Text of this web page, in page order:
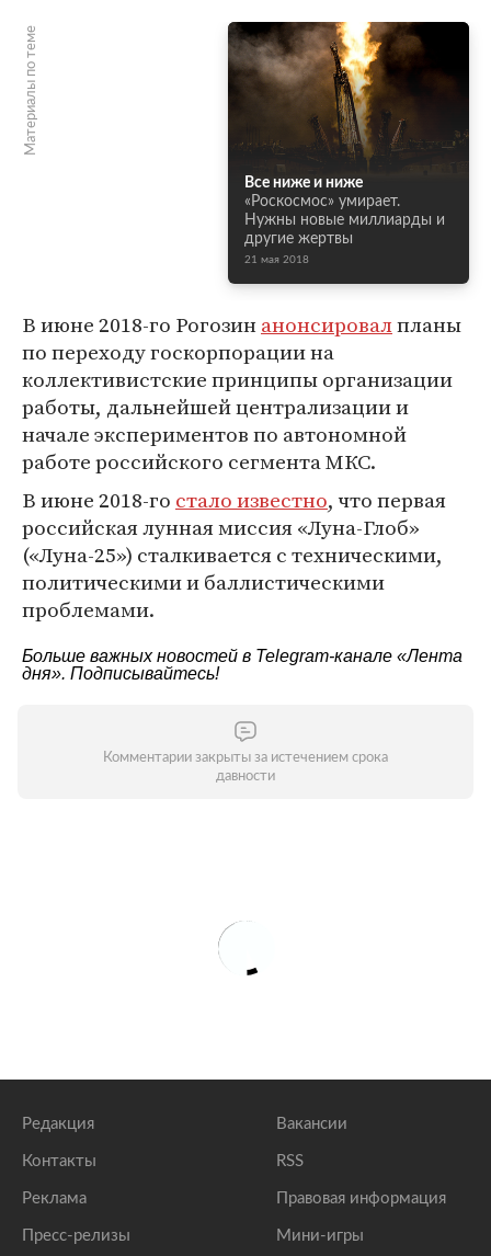
Материалы по теме
Все ниже и ниже
«Роскосмос» умирает.
Нужны новые миллиарды и
другие жертвы
21 мая 2018
В июне 2018-го Рогозинанонсировалпланы
по переходу госкорпорации на
коллективистские принципы организации
работы, дальнейшей централизации и
начале экспериментов по автономной
работе российского сегмента МКС.
В июне 2018-го стало известно, что первая
российская лунная миссия «Луна-Глоб»
(«Луна-25») сталкивается с техническими,
политическими и баллистическими
проблемами.
Больше важных новостей в Telegram-канале «Лента
дня». Подписывайтесь!
Комментарии закрыты за истечением срока
давности
Редакция
Контакты
Реклама
Пресс-релизы
Вакансии
RSS
Правовая информация
Мини-игры